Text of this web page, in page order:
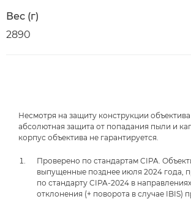
Вес (г)
2890
Несмотря на защиту конструкции
абсолютная защита от попадания пыли и
корпус объектива не гарантируется.
Проверено по стандартам CIPA.
выпущенные позднее июля 2024 года,
по стандарту CIPA-2024 в
отклонения (+ поворота в случае IBIS)